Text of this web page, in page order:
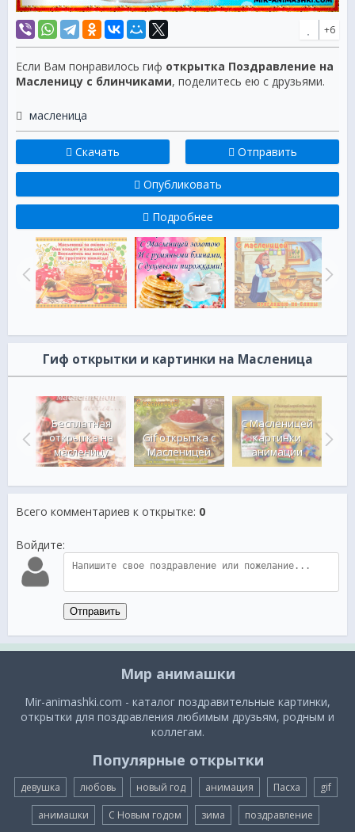
+6
Если Вам понравилось гиф открытка Поздравление на
Масленицу с блинчиками, поделитесь ею с друзьями.
масленица
Скачать Отправить
Опубликовать
Подробнее
Гиф открытки и картинки на Масленица
Бесплатная
открытка на
масленицу
Gif открытка с
Масленицей
С Масленицей
картинки
анимации
Всего комментариев к открытке: 0
Войдите:
Отправить
Мир анимашки
Mir-animashki.com - каталог поздравительные картинки,
открытки для поздравления любимым друзьям, родным и
коллегам.
Популярные открытки
девушка любовь новый год анимация Пасха gif
анимашки С Новым годом зима поздравление